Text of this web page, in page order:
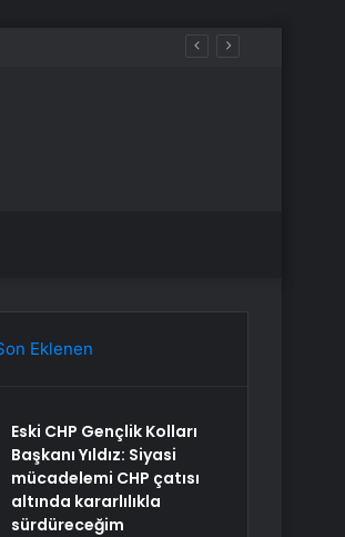
Eklenen
Eski CHP Gençlik Kolları
Başkanı Yıldız: Siyasi
mücadelemi CHP çatısı
altında kararlılıkla
sürdüreceğim